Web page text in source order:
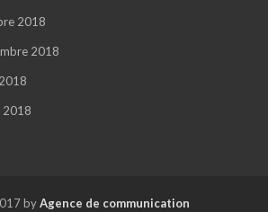
2018
2018
2018
byAgence de communication